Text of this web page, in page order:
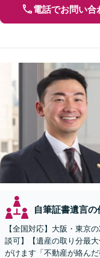
電話でお問い合
自筆証書遺言の
【全国対応】大阪・東京
談可】【遺産の取り分最
がけます「不動産が絡ん